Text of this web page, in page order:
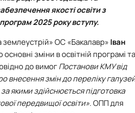
якості освіти з
2025 року вступу.
землеустрій»ОС «Бакалавр» Іван
основні зміни в освітній програмі та
до вимогПостанови КМУ від
внесення змін до переліку
якими здійснюється підготовка
передвищої освіти». ОПП для